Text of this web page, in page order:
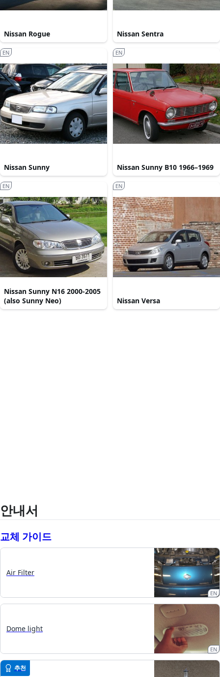
Nissan Rogue Nissan Sentra
Nissan Sunny
EN
Nissan Sunny B10 1966–1969
EN
Nissan Sunny N16 2000-2005
(also Sunny Neo)
EN
Nissan Versa
EN
안내서
교체 가이드
Air Filter
EN
Dome light
EN
추천